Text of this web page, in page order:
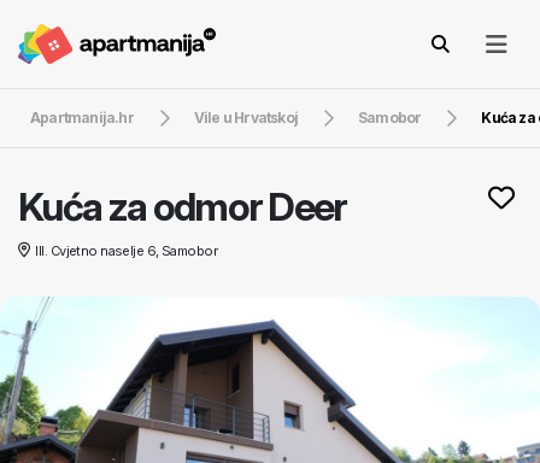
Apartmanija.hr Vile u Hrvatskoj Samobor Kuća
Kuća za odmor Deer
III. Cvjetno naselje 6, Samobor